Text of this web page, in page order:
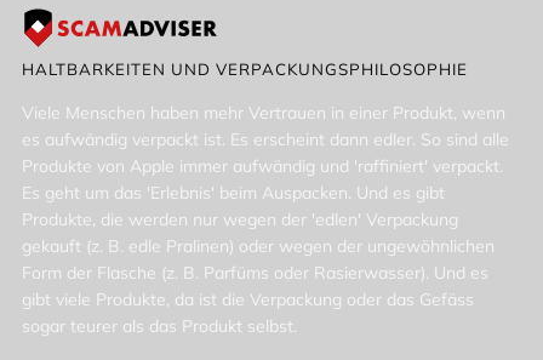
HALTBARKEITEN UND VERPACKUNGSPHILOSOPHIE
Viele Menschen haben mehr Vertrauen in einer Produkt, wenn
es aufwändig verpackt ist. Es erscheint dann edler. So sind alle
Produkte von Apple immer aufwändig und 'raffiniert' verpackt.
Es geht um das 'Erlebnis' beim Auspacken. Und es gibt
Produkte, die werden nur wegen der 'edlen' Verpackung
gekauft (z. B. edle Pralinen) oder wegen der ungewöhnlichen
Form der Flasche (z. B. Parfüms oder Rasierwasser). Und es
gibt viele Produkte, da ist die Verpackung oder das Gefäss
sogar teurer als das Produkt selbst.